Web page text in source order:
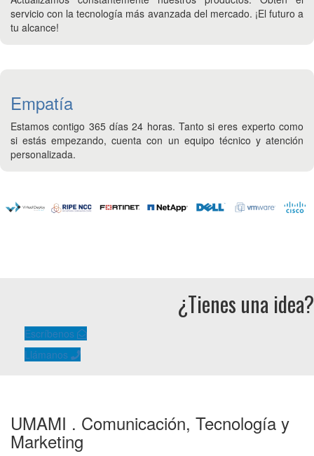
servicio con la tecnología más avanzada del mercado. ¡El futuro a
tu alcance!
Empatía
Estamos contigo 365 días 24 horas. Tanto si eres experto como
si estás empezando, cuenta con un equipo técnico y atención
personalizada.
¿Tienes una idea?
Escríbenos
Llámanos
UMAMI . Comunicación, Tecnología y
Marketing